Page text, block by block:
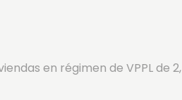
en régimen de VPPL de